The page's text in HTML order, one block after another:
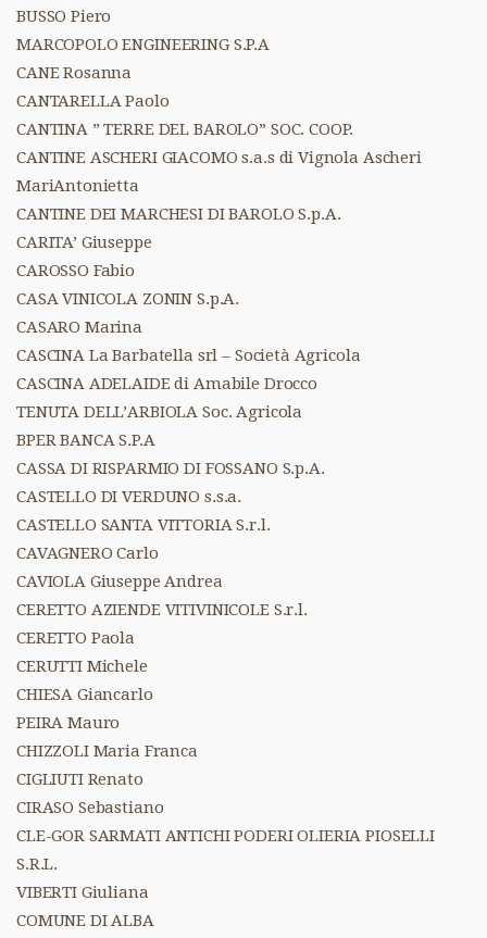
BUSSO Piero
MARCOPOLO ENGINEERING S.P.A
CANE Rosanna
CANTARELLA Paolo
CANTINA ” TERRE DEL BAROLO” SOC. COOP.
CANTINE ASCHERI GIACOMO s.a.s di Vignola Ascheri
MariAntonietta
CANTINE DEI MARCHESI DI BAROLO S.p.A.
CARITA’ Giuseppe
CAROSSO Fabio
CASA VINICOLA ZONIN S.p.A.
CASARO Marina
CASCINA La Barbatella srl – Società Agricola
CASCINA ADELAIDE di Amabile Drocco
TENUTA DELL’ARBIOLA Soc. Agricola
BPER BANCA S.P.A
CASSA DI RISPARMIO DI FOSSANO S.p.A.
CASTELLO DI VERDUNO s.s.a.
CASTELLO SANTA VITTORIA S.r.l.
CAVAGNERO Carlo
CAVIOLA Giuseppe Andrea
CERETTO AZIENDE VITIVINICOLE S.r.l.
CERETTO Paola
CERUTTI Michele
CHIESA Giancarlo
PEIRA Mauro
CHIZZOLI Maria Franca
CIGLIUTI Renato
CIRASO Sebastiano
CLE-GOR SARMATI ANTICHI PODERI OLIERIA PIOSELLI
S.R.L.
VIBERTI Giuliana
COMUNE DI ALBA